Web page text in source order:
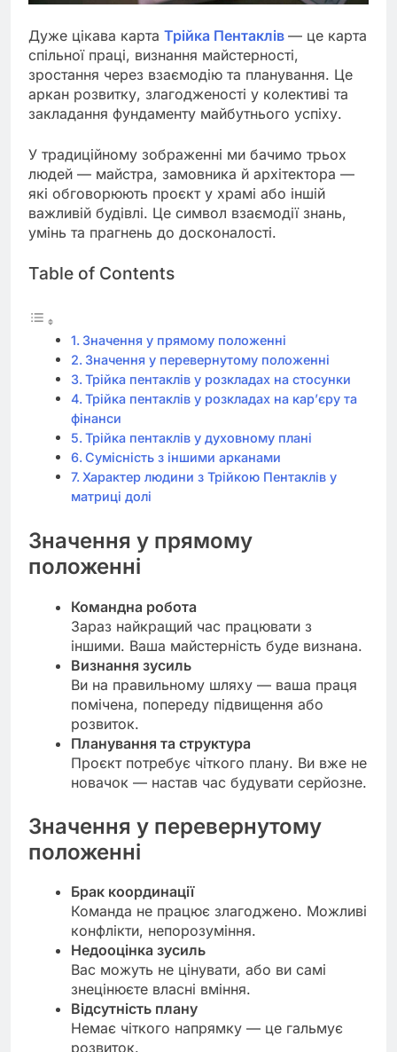
Дуже цікава карта Трійка Пентаклів — це карта
спільної праці, визнання майстерності,
зростання через взаємодію та планування. Це
аркан розвитку, злагодженості у колективі та
закладання фундаменту майбутнього успіху.
У традиційному зображенні ми бачимо трьох
людей — майстра, замовника й архітектора —
які обговорюють проєкт у храмі або іншій
важливій будівлі. Це символ взаємодії знань,
умінь та прагнень до досконалості.
Table of Contents
Значення у прямому положенні
Значення у перевернутому положенні
Трійка пентаклів у розкладах на стосунки
Трійка пентаклів у розкладах на кар’єру та
фінанси
Трійка пентаклів у духовному плані
Сумісність з іншими арканами
Характер людини з Трійкою Пентаклів у
матриці долі
Значення у прямому
положенні
Командна робота
Зараз найкращий час працювати з
іншими. Ваша майстерність буде визнана.
Визнання зусиль
Ви на правильному шляху — ваша праця
помічена, попереду підвищення або
розвиток.
Планування та структура
Проєкт потребує чіткого плану. Ви вже не
новачок — настав час будувати серйозне.
Значення у перевернутому
положенні
Брак координації
Команда не працює злагоджено. Можливі
конфлікти, непорозуміння.
Недооцінка зусиль
Вас можуть не цінувати, або ви самі
знецінюєте власні вміння.
Відсутність плану
Немає чіткого напрямку — це гальмує
розвиток.